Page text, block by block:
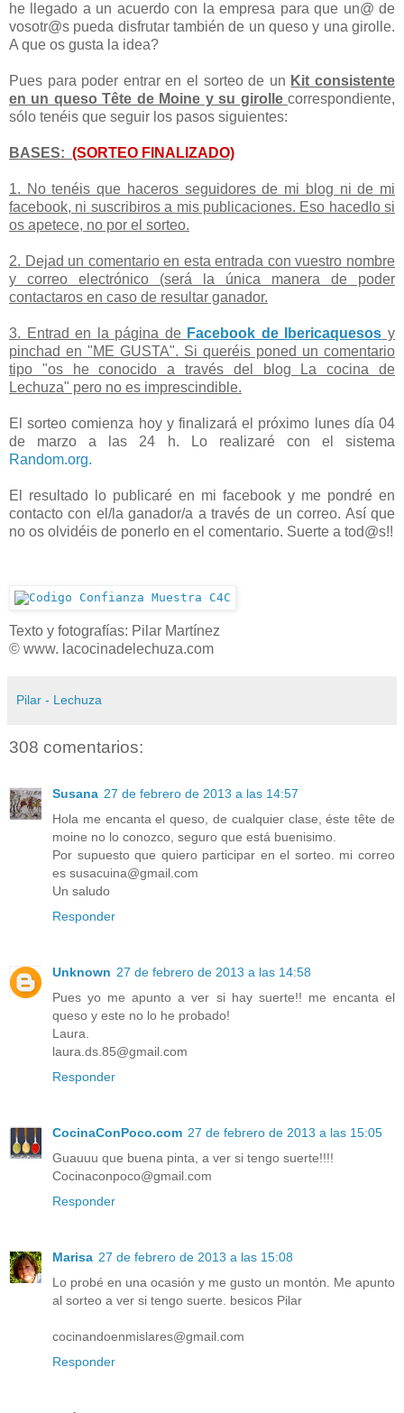
he llegado a un acuerdo con la empresa para que un@ de
vosotr@s pueda disfrutar también de un queso y una girolle.
A que os gusta la idea?
Pues para poder entrar en el sorteo de un Kit consistente
en un queso Tête de Moine y su girolle correspondiente,
sólo tenéis que seguir los pasos siguientes:
BASES: (SORTEO FINALIZADO)
1. No tenéis que haceros seguidores de mi blog ni de mi
facebook, ni suscribiros a mis publicaciones. Eso hacedlo si
os apetece, no por el sorteo.
2. Dejad un comentario en esta entrada con vuestro nombre
y correo electrónico (será la única manera de poder
contactaros en caso de resultar ganador.
3. Entrad en la página de Facebook de Ibericaquesos y
pinchad en "ME GUSTA". Si queréis poned un comentario
tipo "os he conocido a través del blog La cocina de
Lechuza" pero no es imprescindible.
El sorteo comienza hoy y finalizará el próximo lunes día 04
de marzo a las 24 h. Lo realizaré con el sistema
Random.org.
El resultado lo publicaré en mi facebook y me pondré en
contacto con el/la ganador/a a través de un correo. Así que
no os olvidéis de ponerlo en el comentario. Suerte a tod@s!!
Texto y fotografías: Pilar Martínez
© www. lacocinadelechuza.com
Pilar - Lechuza
308 comentarios:
Susana 27 de febrero de 2013 a las 14:57
Hola me encanta el queso, de cualquier clase, éste tête de
moine no lo conozco, seguro que está buenisimo.
Por supuesto que quiero participar en el sorteo. mi correo
es susacuina@gmail.com
Un saludo
Responder
Unknown 27 de febrero de 2013 a las 14:58
Pues yo me apunto a ver si hay suerte!! me encanta el
queso y este no lo he probado!
Laura.
laura.ds.85@gmail.com
Responder
CocinaConPoco.com 27 de febrero de 2013 a las 15:05
Guauuu que buena pinta, a ver si tengo suerte!!!!
Cocinaconpoco@gmail.com
Responder
Marisa 27 de febrero de 2013 a las 15:08
Lo probé en una ocasión y me gusto un montón. Me apunto
al sorteo a ver si tengo suerte. besicos Pilar
cocinandoenmislares@gmail.com
Responder